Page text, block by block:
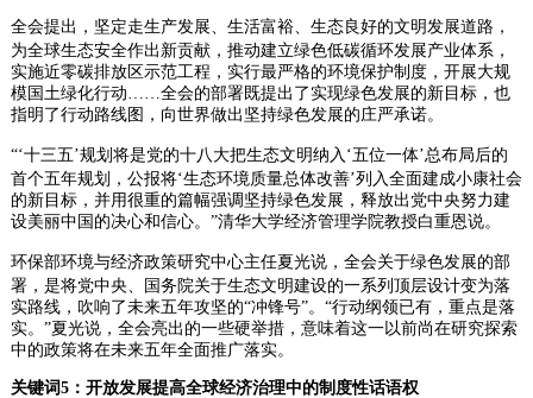
全会提出，坚定走生产发展、生活富裕、生态良好的文明发展道路，
为全球生态安全作出新贡献，推动建立绿色低碳循环发展产业体系，
实施近零碳排放区示范工程，实行最严格的环境保护制度，开展大规
模国土绿化行动……全会的部署既提出了实现绿色发展的新目标，也
指明了行动路线图，向世界做出坚持绿色发展的庄严承诺。
“‘十三五’规划将是党的十八大把生态文明纳入‘五位一体’总布局后的
首个五年规划，公报将‘生态环境质量总体改善’列入全面建成小康社会
的新目标，并用很重的篇幅强调坚持绿色发展，释放出党中央努力建
设美丽中国的决心和信心。”清华大学经济管理学院教授白重恩说。
环保部环境与经济政策研究中心主任夏光说，全会关于绿色发展的部
署，是将党中央、国务院关于生态文明建设的一系列顶层设计变为落
实路线，吹响了未来五年攻坚的“冲锋号”。“行动纲领已有，重点是落
实。”夏光说，全会亮出的一些硬举措，意味着这一以前尚在研究探索
中的政策将在未来五年全面推广落实。
关键词5：开放发展提高全球经济治理中的制度性话语权